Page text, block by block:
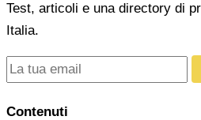
Test, articoli e una directory di
Italia.
Contenuti